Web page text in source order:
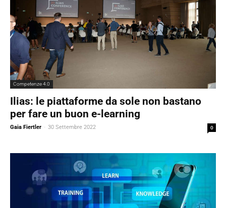
Competenze 4.0
Ilias: le piattaforme da sole non bastano
per fare un buon e-learning
Gaia Fiertler - 30 Settembre 2022 0